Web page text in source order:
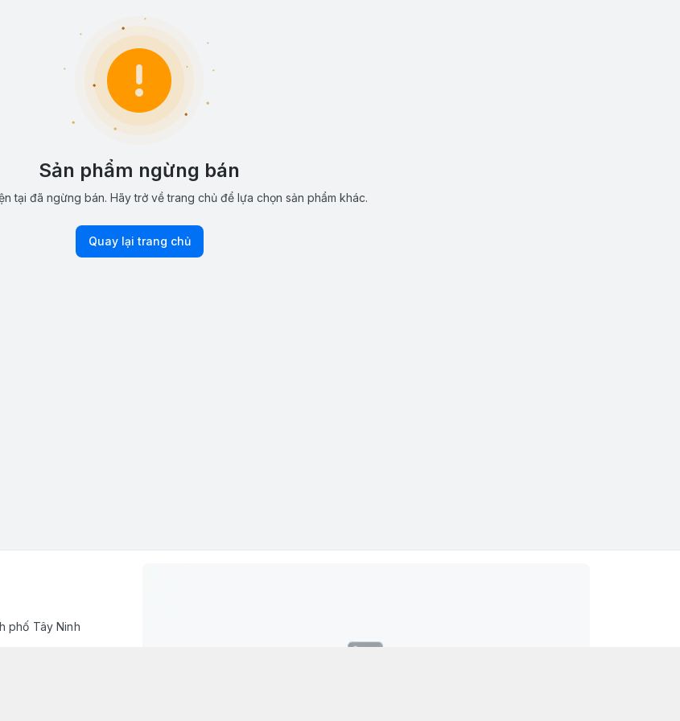
Sản phẩm ngừng bán
tại đã ngừng bán. Hãy trở về trang chủ để lựa chọn sản phẩm khác.
Quay lại trang chủ
phố Tây Ninh